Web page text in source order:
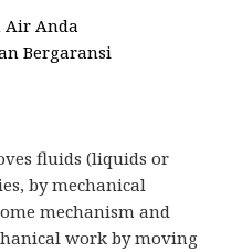
Air Anda
Bergaransi
fluids (liquids or
by mechanical
mechanism and
work by moving